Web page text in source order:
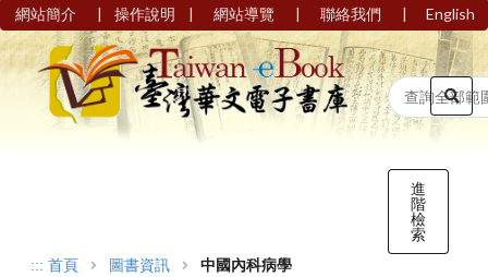
網站簡介 | 操作說明 | 網站導覽 | 聯絡我們 | English
進
階
檢
索
::: 首頁 圖書資訊 中國內科病學